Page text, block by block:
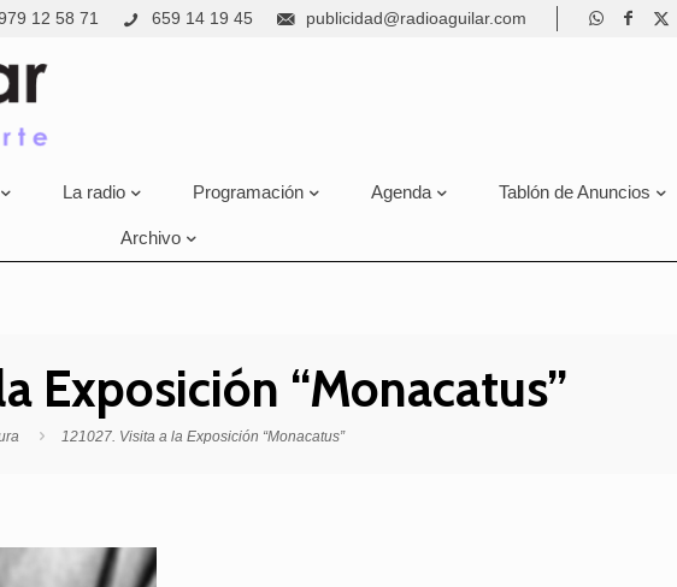
12 58 71 659 14 19 45 publicidad@radioaguilar.com
La radio Programación Agenda Tablón de Anuncios
Archivo
Exposición “Monacatus”
121027. Visita a la Exposición “Monacatus”